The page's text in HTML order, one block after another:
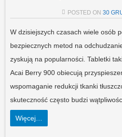
POSTED ON 30
W dzisiejszych czasach wiele osób
bezpiecznych metod na
zyskują na popularności. Tabletki
Acai Berry 900 obiecują
wspomaganie redukcji tkanki
skuteczność często budzi
Więcej…